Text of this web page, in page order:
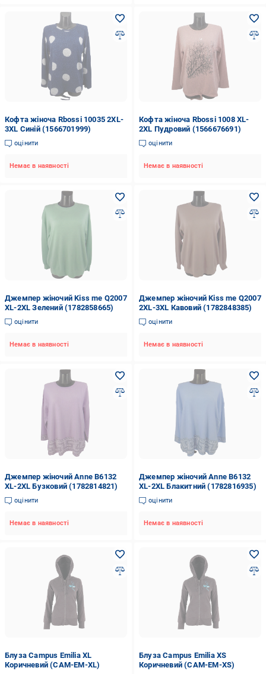
Кофта жіноча Rbossi 10035 2XL-
3XL Синій (1566701999)
оцінити
Немає в наявності
Кофта жіноча Rbossi 1008 XL-
2XL Пудровий (1566676691)
оцінити
Немає в наявності
Джемпер жіночий Kiss me Q2007
XL-2XL Зелений (1782858665)
оцінити
Немає в наявності
Джемпер жіночий Kiss me Q2007
2XL-3XL Кавовий (1782848385)
оцінити
Немає в наявності
Джемпер жіночий Anne В6132
XL-2XL Бузковий (1782814821)
оцінити
Немає в наявності
Джемпер жіночий Anne В6132
XL-2XL Блакитний (1782816935)
оцінити
Немає в наявності
Блуза Campus Emilia XL
Коричневий (CAM-EM-XL)
Блуза Campus Emilia XS
Коричневий (CAM-EM-XS)